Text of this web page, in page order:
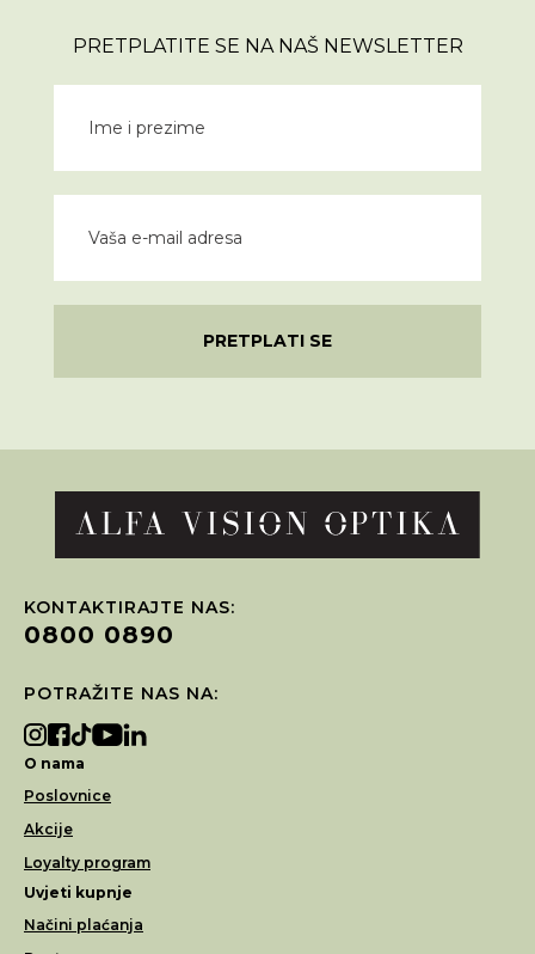
PRETPLATITE SE NA NAŠ NEWSLETTER
PRETPLATI SE
KONTAKTIRAJTE NAS:
0800 0890
POTRAŽITE NAS NA:
O nama
Poslovnice
Akcije
Loyalty program
Uvjeti kupnje
Načini plaćanja